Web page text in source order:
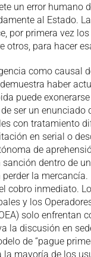
un error humano
al Estado.
por primera vez
otros, para hacer
como causal
haber
puede
ser un enunciado
con tratamiento
en serial o
de
dentro de
la mercancía.
cobro inmediato.
y los
solo enfrentan
la discusión en
de “pague
la mayoría de los